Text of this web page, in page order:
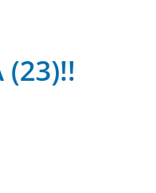
(23)!!